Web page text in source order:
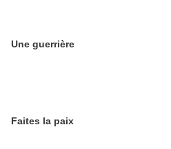
Une guerrière
Faites la paix